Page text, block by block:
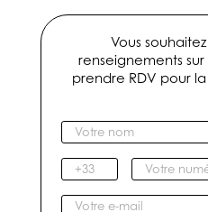
Vous
renseignements
prendre RDV pour
V
o
t
r
e
I
n
d
V
o
t
V